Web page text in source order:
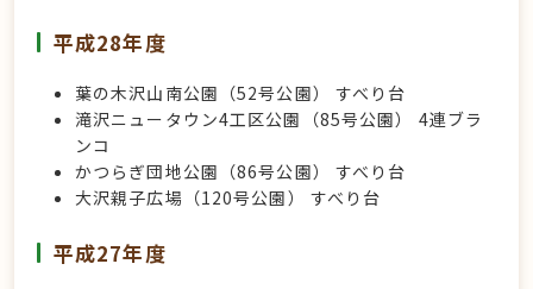
平成28年度
葉の木沢山南公園（52号公園） すべり台
滝沢ニュータウン4工区公園（85号公園） 4連ブラ
ンコ
かつらぎ団地公園（86号公園） すべり台
大沢親子広場（120号公園） すべり台
平成27年度